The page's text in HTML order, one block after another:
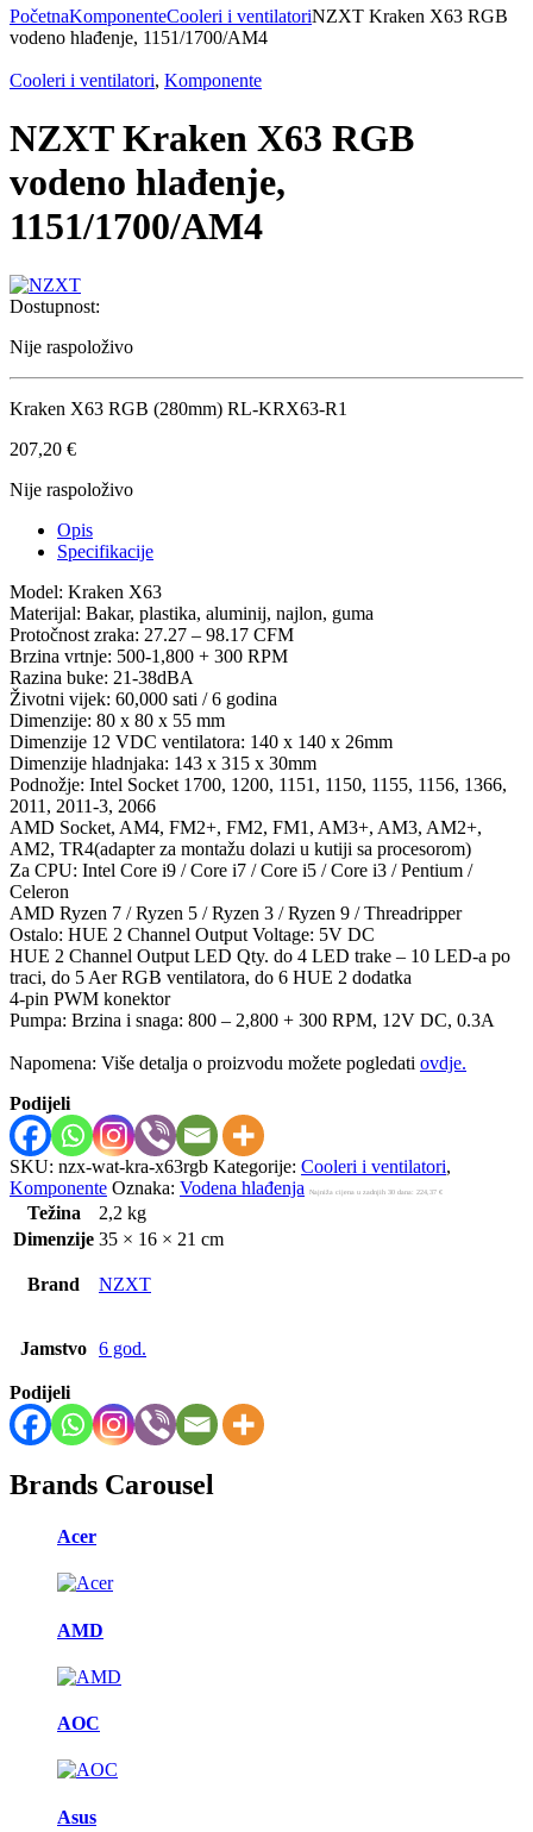
PočetnaKomponenteCooleri i ventilatoriNZXT Kraken X63 RGB
vodeno hlađenje, 1151/1700/AM4
Cooleri i ventilatori, Komponente
NZXT Kraken X63 RGB
vodeno hlađenje,
1151/1700/AM4
Dostupnost:
Nije raspoloživo
Kraken X63 RGB (280mm) RL-KRX63-R1
207,20 €
Nije raspoloživo
Opis
Specifikacije
Model: Kraken X63
Materijal: Bakar, plastika, aluminij, najlon, guma
Protočnost zraka: 27.27 – 98.17 CFM
Brzina vrtnje: 500-1,800 + 300 RPM
Razina buke: 21-38dBA
Životni vijek: 60,000 sati / 6 godina
Dimenzije: 80 x 80 x 55 mm
Dimenzije 12 VDC ventilatora: 140 x 140 x 26mm
Dimenzije hladnjaka: 143 x 315 x 30mm
Podnožje: Intel Socket 1700, 1200, 1151, 1150, 1155, 1156, 1366,
2011, 2011-3, 2066
AMD Socket, AM4, FM2+, FM2, FM1, AM3+, AM3, AM2+,
AM2, TR4(adapter za montažu dolazi u kutiji sa procesorom)
Za CPU: Intel Core i9 / Core i7 / Core i5 / Core i3 / Pentium /
Celeron
AMD Ryzen 7 / Ryzen 5 / Ryzen 3 / Ryzen 9 / Threadripper
Ostalo: HUE 2 Channel Output Voltage: 5V DC
HUE 2 Channel Output LED Qty. do 4 LED trake – 10 LED-a po
traci, do 5 Aer RGB ventilatora, do 6 HUE 2 dodatka
4-pin PWM konektor
Pumpa: Brzina i snaga: 800 – 2,800 + 300 RPM, 12V DC, 0.3A
Napomena: Više detalja o proizvodu možete pogledati ovdje.
Podijeli
SKU: nzx-wat-kra-x63rgb Kategorije: Cooleri i ventilatori,
Komponente Oznaka: Vodena hlađenja Najniža cijena u zadnjih 30 dana: 224,37 €
Težina
2,2 kg
Dimenzije 35 × 16 × 21 cm
Brand NZXT
Jamstvo 6 god.
Podijeli
Brands Carousel
Acer
AMD
AOC
Asus